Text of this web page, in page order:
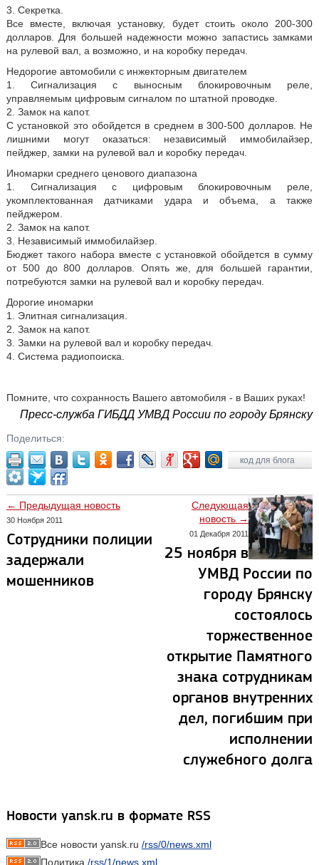
3. Секретка.
Все вместе, включая установку, будет стоить около 200-300
долларов. Для большей надежности можно запастись замками
на рулевой вал, а возможно, и на коробку передач.
Недорогие автомобили с инжекторным двигателем
1. Сигнализация с выносным блокировочным реле,
управляемым цифровым сигналом по штатной проводке.
2. Замок на капот.
С установкой это обойдется в среднем в 300-500 долларов. Не
лишними могут оказаться: независимый иммобилайзер,
пейджер, замки на рулевой вал и коробку передач.
Иномарки среднего ценового диапазона
1. Сигнализация с цифровым блокировочным реле,
укомплектованная датчиками удара и объема, а также
пейджером.
2. Замок на капот.
3. Независимый иммобилайзер.
Бюджет такого набора вместе с установкой обойдется в сумму
от 500 до 800 долларов. Опять же, для большей гарантии,
потребуются замки на рулевой вал и коробку передач.
Дорогие иномарки
1. Элитная сигнализация.
2. Замок на капот.
3. Замки на рулевой вал и коробку передач.
4. Система радиопоиска.
Помните, что сохранность Вашего автомобиля - в Ваших руках!
Пресс-служба ГИБДД УМВД России по городу Брянску
Поделиться:
код для блога
← Предыдущая новость
30 Ноября 2011
Сотрудники полиции
задержали
мошенников
Следующая
новость →
01 Декабря 2011
25 ноября в
УМВД России по
городу Брянску
состоялось
торжественное
открытие Памятного
знака сотрудникам
органов внутренних
дел, погибшим при
исполнении
служебного долга
Новости yansk.ru в формате RSS
Все новости yansk.ru /rss/0/news.xml
Политика /rss/1/news.xml